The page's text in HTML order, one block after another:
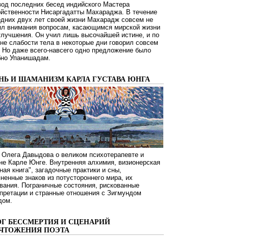
последних бесед индийского Мастера
Нисаргадатты Махараджа. В течение
двух лет своей жизни Махарадж совсем не
внимания вопросам, касающимся мирской жизни
Он учил лишь высочайшей истине, и по
слабости тела в некоторые дни говорил совсем
даже всего-навсего одно предложение было
Упанишадам.
И ШАМАНИЗМ КАРЛА ГУСТАВА ЮНГА
Олега Давыдова о великом психотерапевте и
Карле Юнге. Внутренняя алхимия, визионерская
книга", загадочные практики и сны,
знаков из потустороннего мира, их
Пограничные состояния, рискованные
и странные отношения с Зигмундом
БЕССМЕРТИЯ И СЦЕНАРИЙ
ПОЭТА